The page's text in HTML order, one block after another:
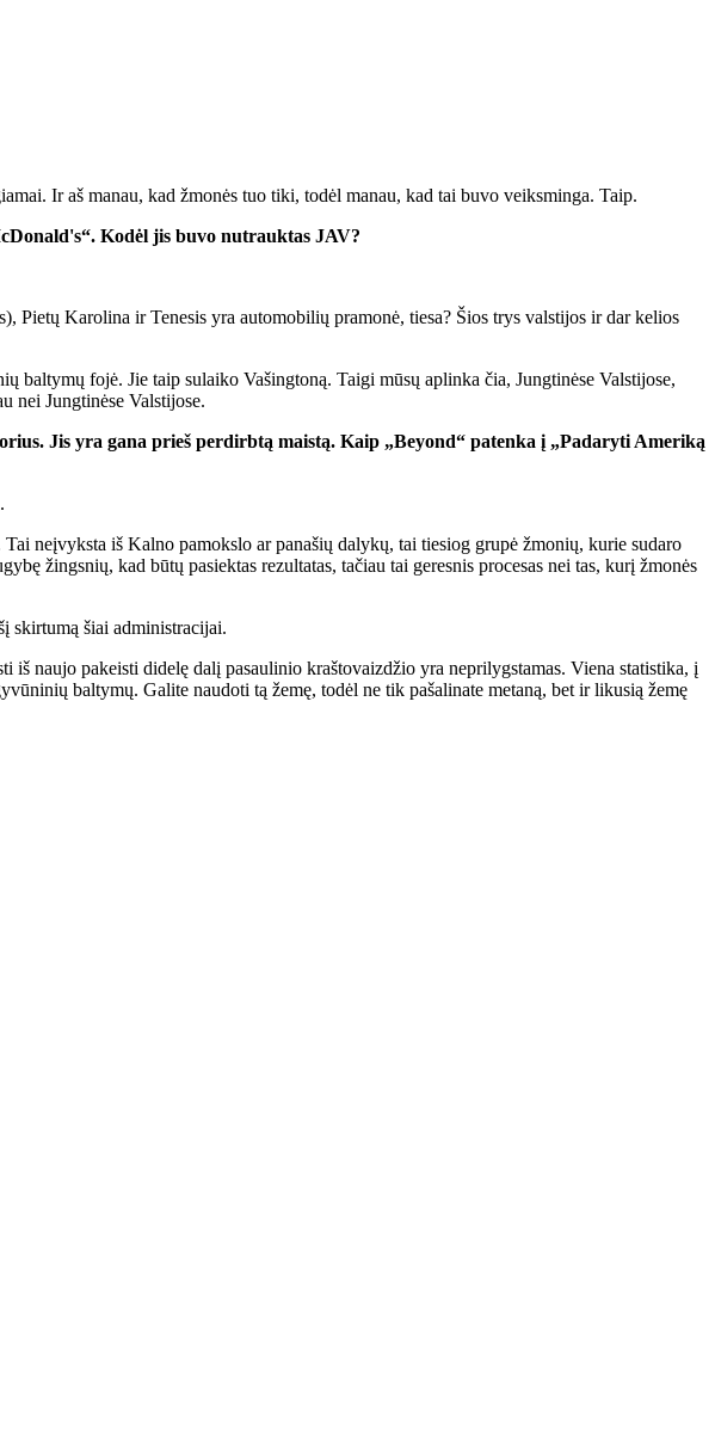
Ir aš manau, kad žmonės tuo tiki, todėl manau, kad tai buvo veiksminga. Taip.
Kodėl jis buvo nutrauktas JAV?
Karolina ir Tenesis yra automobilių pramonė, tiesa? Šios trys valstijos ir dar kelios
baltymų fojė. Jie taip sulaiko Vašingtoną. Taigi mūsų aplinka čia, Jungtinėse Valstijose,
nei Jungtinėse Valstijose.
Jis yra gana prieš perdirbtą maistą. Kaip „Beyond“ patenka į „Padaryti Ameriką
neįvyksta iš Kalno pamokslo ar panašių dalykų, tai tiesiog grupė žmonių, kurie sudaro
žingsnių, kad būtų pasiektas rezultatas, tačiau tai geresnis procesas nei tas, kurį žmonės
skirtumą šiai administracijai.
naujo pakeisti didelę dalį pasaulinio kraštovaizdžio yra neprilygstamas. Viena statistika, į
baltymų. Galite naudoti tą žemę, todėl ne tik pašalinate metaną, bet ir likusią žemę